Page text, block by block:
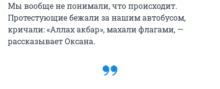
Мы вообще не понимали, что происходит.
Протестующие бежали за нашим автобусом,
кричали: «Аллах акбар», махали флагами, —
рассказывает Оксана.